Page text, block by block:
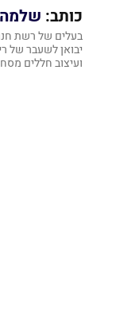
כותב: שלמה
בעלים של רשת
יבואן לשעבר של
ועיצוב חללים